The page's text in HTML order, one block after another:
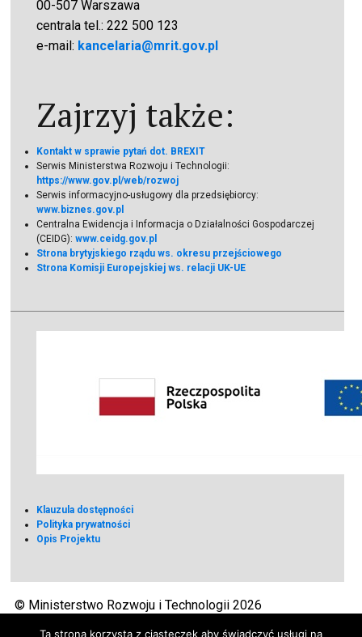
00-507 Warszawa
centrala tel.: 222 500 123
e-mail: kancelaria@mrit.gov.pl
Zajrzyj także:
Kontakt w sprawie pytań dot. BREXIT
Serwis Ministerstwa Rozwoju i Technologii:
https://www.gov.pl/web/rozwoj
Serwis informacyjno-usługowy dla przedsiębiorcy:
www.biznes.gov.pl
Centralna Ewidencja i Informacja o Działalności Gospodarczej
(CEIDG):www.ceidg.gov.pl
Strona brytyjskiego rządu ws. okresu przejściowego
Strona Komisji Europejskiej ws. relacji UK-UE
Klauzula dostępności
Polityka prywatności
Opis Projektu
© Ministerstwo Rozwoju i Technologii 2026
Ta strona korzysta z ciasteczek aby świadczyć usługi na